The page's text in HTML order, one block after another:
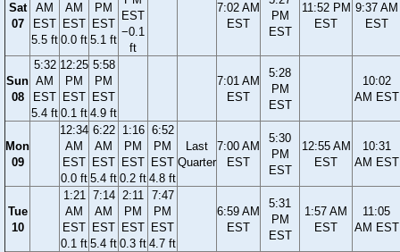
Sat
07
AM
EST
5.5 ft
AM
EST
0.0 ft
PM
EST
5.1 ft
EST
−0.1
ft
7:02 AM
EST
PM
EST
11:52 PM
EST
9:37 AM
EST
Sun
08
5:32
AM
EST
5.4 ft
12:25
PM
EST
0.1 ft
5:58
PM
EST
4.9 ft
7:01 AM
EST
5:28
PM
EST
10:02
AM EST
Mon
09
12:34
AM
EST
0.0 ft
6:22
AM
EST
5.4 ft
1:16
PM
EST
0.2 ft
6:52
PM
EST
4.8 ft
Last
Quarter
7:00 AM
EST
5:30
PM
EST
12:55 AM
EST
10:31
AM EST
Tue
10
1:21
AM
EST
0.1 ft
7:14
AM
EST
5.4 ft
2:11
PM
EST
0.3 ft
7:47
PM
EST
4.7 ft
6:59 AM
EST
5:31
PM
EST
1:57 AM
EST
11:05
AM EST